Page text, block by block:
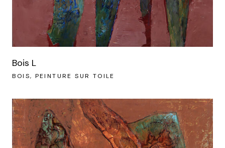
Bois L
BOIS PEINTURE SUR TOILE